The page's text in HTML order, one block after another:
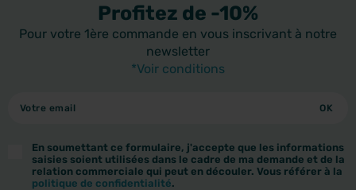
Profitez de -10%
Pour votre 1ère commande en vous inscrivant à notre
newsletter
*Voir conditions
En soumettant ce formulaire, j'accepte que les informations
saisies soient utilisées dans le cadre de ma demande et de la
relation commerciale qui peut en découler. Vous référer à la
politique de confidentialité.